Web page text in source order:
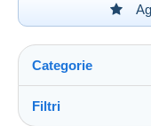
Categorie
Filtri